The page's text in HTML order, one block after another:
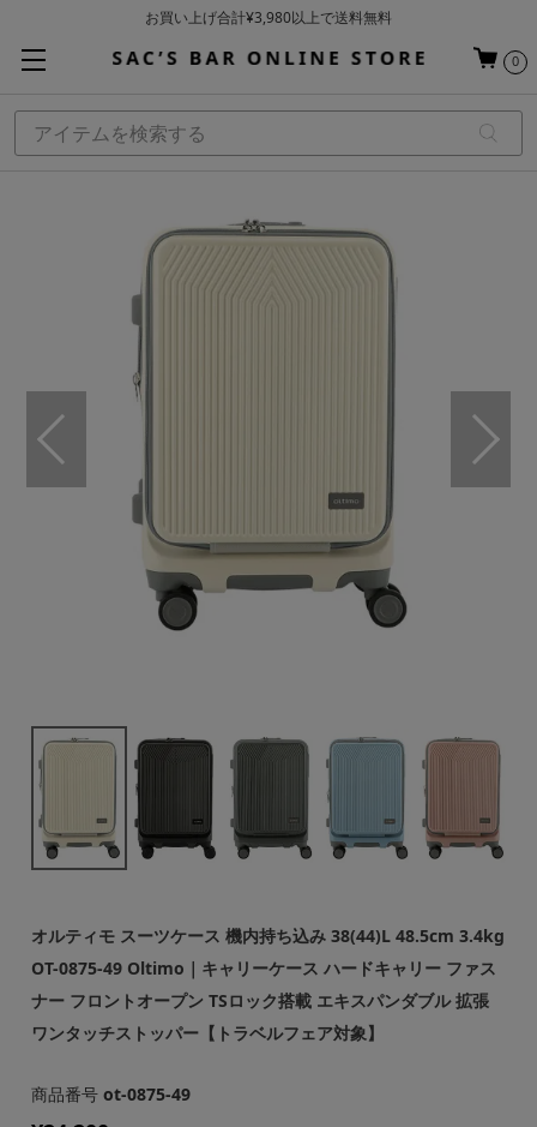
基本配送料 ¥550(沖縄・離島を除く)
お買い上げ合計¥3,980以上で送料無料
0
オルティモ スーツケース 機内持ち込み 38(44)L 48.5cm 3.4kg
OT-0875-49 Oltimo｜キャリーケース ハードキャリー ファス
ナー フロントオープン TSロック搭載 エキスパンダブル 拡張
ワンタッチストッパー【トラベルフェア対象】
商品番号 ot-0875-49